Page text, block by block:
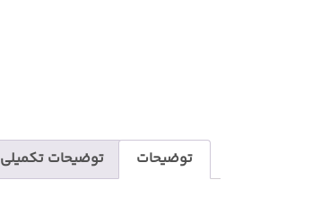
توضیحات توضیحات تکمیلی